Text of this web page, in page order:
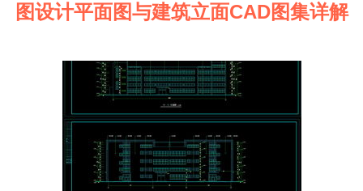
图设计平面图与建筑立面CAD图集详解